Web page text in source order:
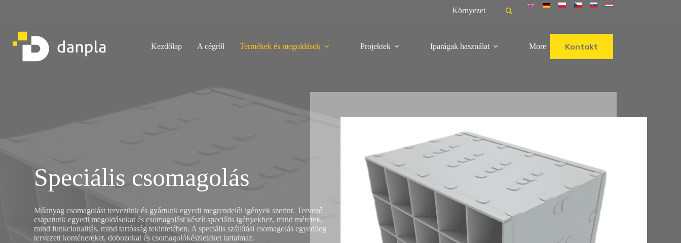
Környezet
Kezdőlap A cégről Termékek és megoldások Projektek Iparágak használat More Kontakt
Speciális csomagolás
Műanyag csomagolást tervezünk és gyártunk egyedi megrendelői igények szerint. Tervező
csapatunk egyedi megoldásokat és csomagolást készít speciális igényekhez, mind méretek,
mind funkcionalitás, mind tartósság tekintetében. A speciális szállítási csomagolás egyedileg
tervezett konténereket, dobozokat és csomagolókészleteket tartalmaz.